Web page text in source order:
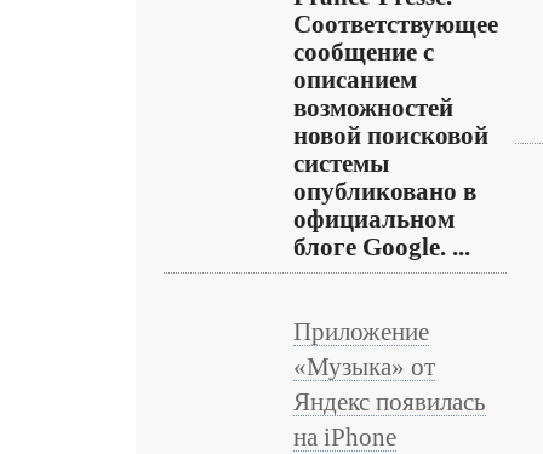
Соответствующее
сообщение с
описанием
возможностей
новой поисковой
системы
опубликовано в
официальном
блоге Google. ...
Приложение
«Музыка» от
Яндекс появилась
на iPhone